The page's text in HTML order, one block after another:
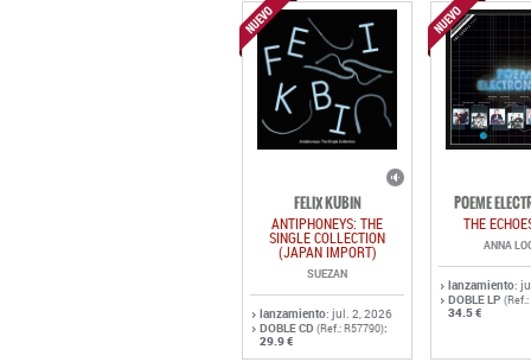
FELIX KUBIN
ANTIPHONEYS: THE
SINGLE COLLECTION
(JAPAN IMPORT)
SUEZAN
lanzamiento: jul. 2, 2026
DOBLE CD (Ref.: R57790):
29.9 €
POEME
THE
ANNA
lanzamiento:
DOBLE LP
34.5 €